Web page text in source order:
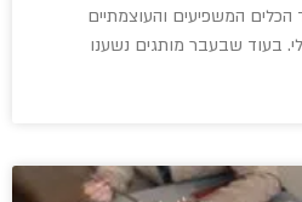
המשפיעים והעוצמתיים
בעוד שבעבר מותגים נשענו